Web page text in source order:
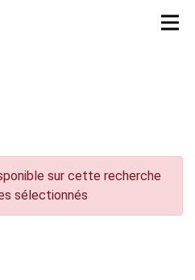
sur cette recherche
sélectionnés